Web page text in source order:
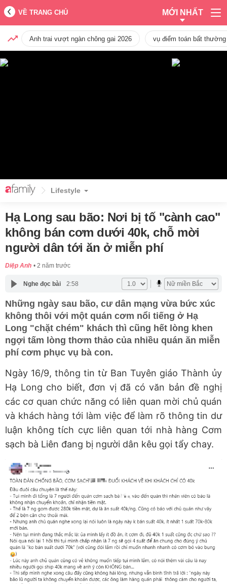
VỀ TRANG CHỦ MỚI NHẤT
Anh trai vượt ngàn chông gai 2026 vụ điểm toán bất
Lifestyle
Hạ Long sau bão: Nơi bị tố "cành cao"
không bán cơm dưới 40k, chỗ mời
người dân tới ăn ở miễn phí
Diệp Anh 2 năm trước
Nghe đọc bài 2:58
Những ngày sau bão, cư dân mạng vừa bức xúc
không thôi với một quán cơm nổi tiếng ở Hạ
Long "chặt chém" khách thì cũng hết lòng khen
ngợi tấm lòng thơm thảo của nhiều quán ăn miễn
phí cơm phục vụ bà con.
Ngày 16/9, thông tin từ Ban Tuyên giáo Thành ủy
Hạ Long cho biết, đơn vị đã có văn bản đề nghị
các cơ quan chức năng có liên quan mời chủ quán
và khách hàng tới làm việc để làm rõ thông tin dư
luận không tích cực liên quan tới nhà hàng Cơm
sạch bà Liên đang bị người dân kêu gọi tẩy chay.